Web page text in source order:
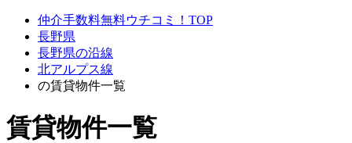
仲介手数料無料ウチコミ！TOP
長野県
長野県の沿線
北アルプス線
の賃貸物件一覧
賃貸物件一覧